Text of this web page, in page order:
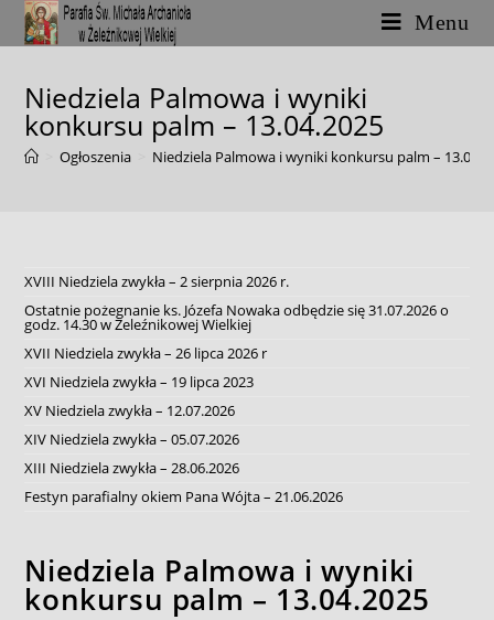
Skip
content
Menu
Niedziela Palmowa i wyniki
konkursu palm – 13.04.2025
Ogłoszenia Niedziela Palmowa i wyniki konkursu palm –
XVIII Niedziela zwykła – 2 sierpnia 2026 r.
Ostatnie pożegnanie ks. Józefa Nowaka odbędzie się 31.07.2026 o
godz. 14.30 w Żeleźnikowej Wielkiej
XVII Niedziela zwykła – 26 lipca 2026 r
XVI Niedziela zwykła – 19 lipca 2023
XV Niedziela zwykła – 12.07.2026
XIV Niedziela zwykła – 05.07.2026
XIII Niedziela zwykła – 28.06.2026
Festyn parafialny okiem Pana Wójta – 21.06.2026
Niedziela Palmowa i wyniki
konkursu palm – 13.04.2025